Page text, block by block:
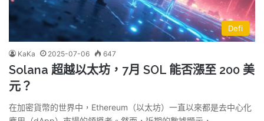
Defi
KaKa 2025-07-06 647
Solana 超越以太坊，7月 SOL 能否漲至 200 美
元？
在加密貨幣的世界中，Ethereum（以太坊）一直以來都是去中心化